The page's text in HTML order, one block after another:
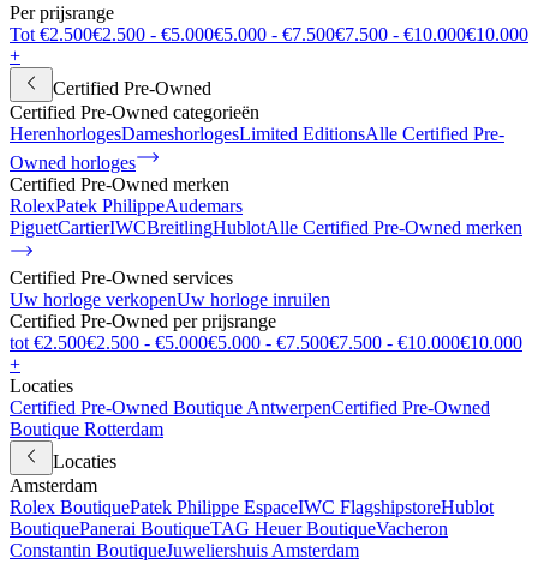
Per prijsrange
Tot €2.500€2.500 - €5.000€5.000 - €7.500€7.500 - €10.000€10.000
+
Certified Pre-Owned
Certified Pre-Owned categorieën
HerenhorlogesDameshorlogesLimited EditionsAlle Certified Pre-
Owned horloges
Certified Pre-Owned merken
RolexPatek PhilippeAudemars
PiguetCartierIWCBreitlingHublotAlle Certified Pre-Owned merken
Certified Pre-Owned services
Uw horloge verkopenUw horloge inruilen
Certified Pre-Owned per prijsrange
tot €2.500€2.500 - €5.000€5.000 - €7.500€7.500 - €10.000€10.000
+
Locaties
Certified Pre-Owned Boutique AntwerpenCertified Pre-Owned
Boutique Rotterdam
Locaties
Amsterdam
Rolex BoutiquePatek Philippe EspaceIWC FlagshipstoreHublot
BoutiquePanerai BoutiqueTAG Heuer BoutiqueVacheron
Constantin BoutiqueJuweliershuis Amsterdam